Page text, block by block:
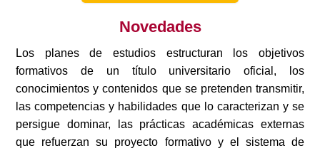
Novedades
Los planes de estudios estructuran los objetivos
formativos de un título universitario oficial, los
conocimientos y contenidos que se pretenden transmitir,
las competencias y habilidades que lo caracterizan y se
persigue dominar, las prácticas académicas externas
que refuerzan su proyecto formativo y el sistema de